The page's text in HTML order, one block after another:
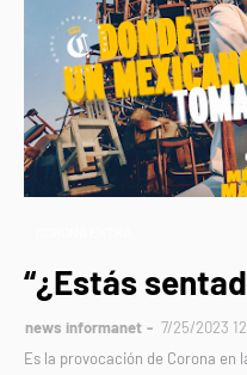
“¿Estás
news informanet
7/25/2023
Es la provocación de Corona en